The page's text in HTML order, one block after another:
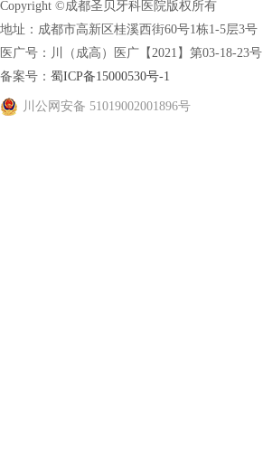
Copyright ©成都圣贝牙科医院版权所有
地址：成都市高新区桂溪西街60号1栋1-5层3号
医广号：川（成高）医广【2021】第03-18-23号
备案号： 蜀ICP备15000530号-1
川公网安备 51019002001896号